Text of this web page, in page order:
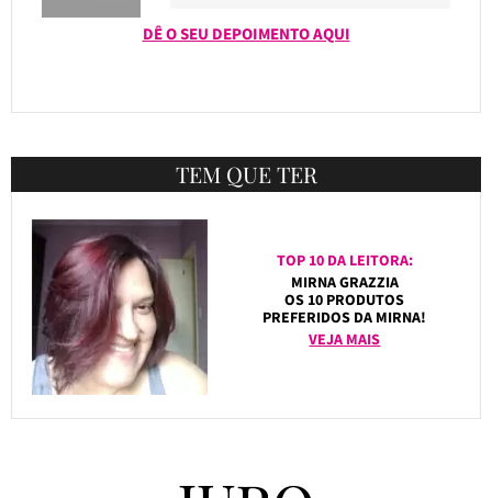
DÊ O SEU DEPOIMENTO AQUI
TEM QUE TER
TOP 10 DA LEITORA:
MIRNA GRAZZIA
OS 10 PRODUTOS
PREFERIDOS DA MIRNA!
VEJA MAIS